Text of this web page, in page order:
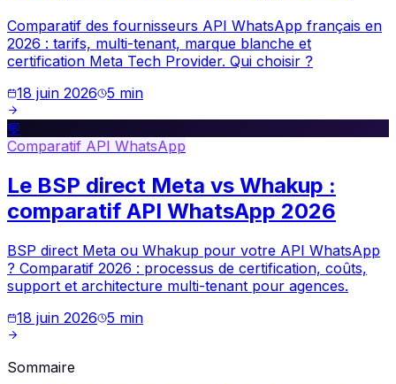
Comparatif des fournisseurs API WhatsApp français en
2026 : tarifs, multi-tenant, marque blanche et
certification Meta Tech Provider. Qui choisir ?
18 juin 2026 5 min
💬
Comparatif API WhatsApp
Le BSP direct Meta vs Whakup :
comparatif API WhatsApp 2026
BSP direct Meta ou Whakup pour votre API WhatsApp
? Comparatif 2026 : processus de certification, coûts,
support et architecture multi-tenant pour agences.
18 juin 2026 5 min
Sommaire